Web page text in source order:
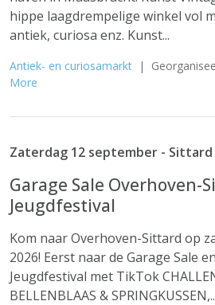
hippe laagdrempelige winkel vol
antiek, curiosa enz. Kunst...
Antiek- en curiosamarkt |
More
Zaterdag 12 september - Sittard
Garage Sale Overhoven-
Jeugdfestival
Kom naar Overhoven-Sittard op
2026! Eerst naar de Garage Sale
Jeugdfestival met TikTok
BELLENBLAAS &